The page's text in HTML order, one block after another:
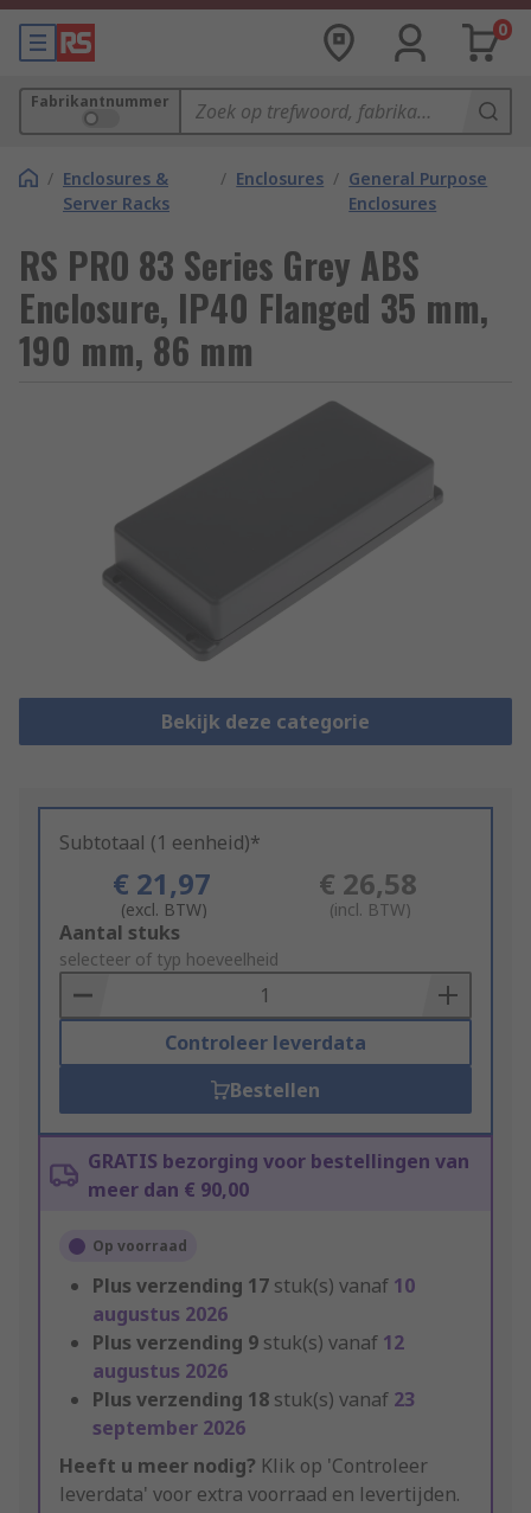
0
Fabrikantnummer
/ Enclosures &
Server Racks
/ Enclosures / General Purpose
Enclosures
RS PRO 83 Series Grey ABS
Enclosure, IP40 Flanged 35 mm,
190 mm, 86 mm
Bekijk deze categorie
Subtotaal (1 eenheid)*
€ 21,97
(excl. BTW)
€ 26,58
(incl. BTW)
Add
to
Basket
Aantal stuks
selecteer of typ hoeveelheid
Controleer leverdata
Bestellen
GRATIS bezorging voor bestellingen van
meer dan € 90,00
Op voorraad
Plus verzending 17 stuk(s) vanaf 10
augustus 2026
Plus verzending 9 stuk(s) vanaf 12
augustus 2026
Plus verzending 18 stuk(s) vanaf 23
september 2026
Heeft u meer nodig? Klik op 'Controleer
leverdata' voor extra voorraad en levertijden.